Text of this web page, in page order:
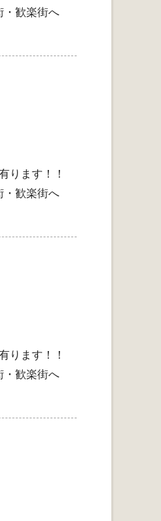
・歓楽街へ
ります！！
・歓楽街へ
ります！！
・歓楽街へ